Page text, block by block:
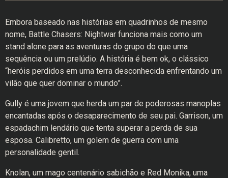
Embora baseado nas histórias em quadrinhos de mesmo
nome, Battle Chasers: Nightwar funciona mais como um
stand alone para as aventuras do grupo do que uma
sequência ou um prelúdio. A história é bem ok, o clássico
“heróis perdidos em uma terra desconhecida enfrentando um
vilão que quer dominar o mundo”.
Gully é uma jovem que herda um par de poderosas manoplas
encantadas após o desaparecimento de seu pai. Garrison, um
espadachim lendário que tenta superar a perda de sua
esposa. Calibretto, um golem de guerra com uma
personalidade gentil.
Knolan, um mago centenário sabichão e Red Monika, uma